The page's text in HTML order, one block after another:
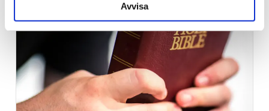
Avvisa